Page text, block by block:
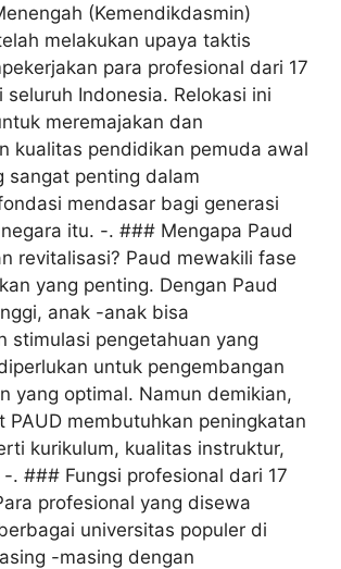
(Kemendikdasmin)
melakukan upaya taktis
para profesional dari 17
seluruh Indonesia. Relokasi ini
meremajakan dan
kualitas pendidikan pemuda awal
sangat penting dalam
mendasar bagi generasi
itu. -. ### Mengapa Paud
revitalisasi? Paud mewakili fase
yang penting. Dengan Paud
anak -anak bisa
stimulasi pengetahuan yang
untuk pengembangan
yang optimal. Namun demikian,
PAUD membutuhkan peningkatan
kurikulum, kualitas instruktur,
. ### Fungsi profesional dari 17
profesional yang disewa
universitas populer di
-masing dengan